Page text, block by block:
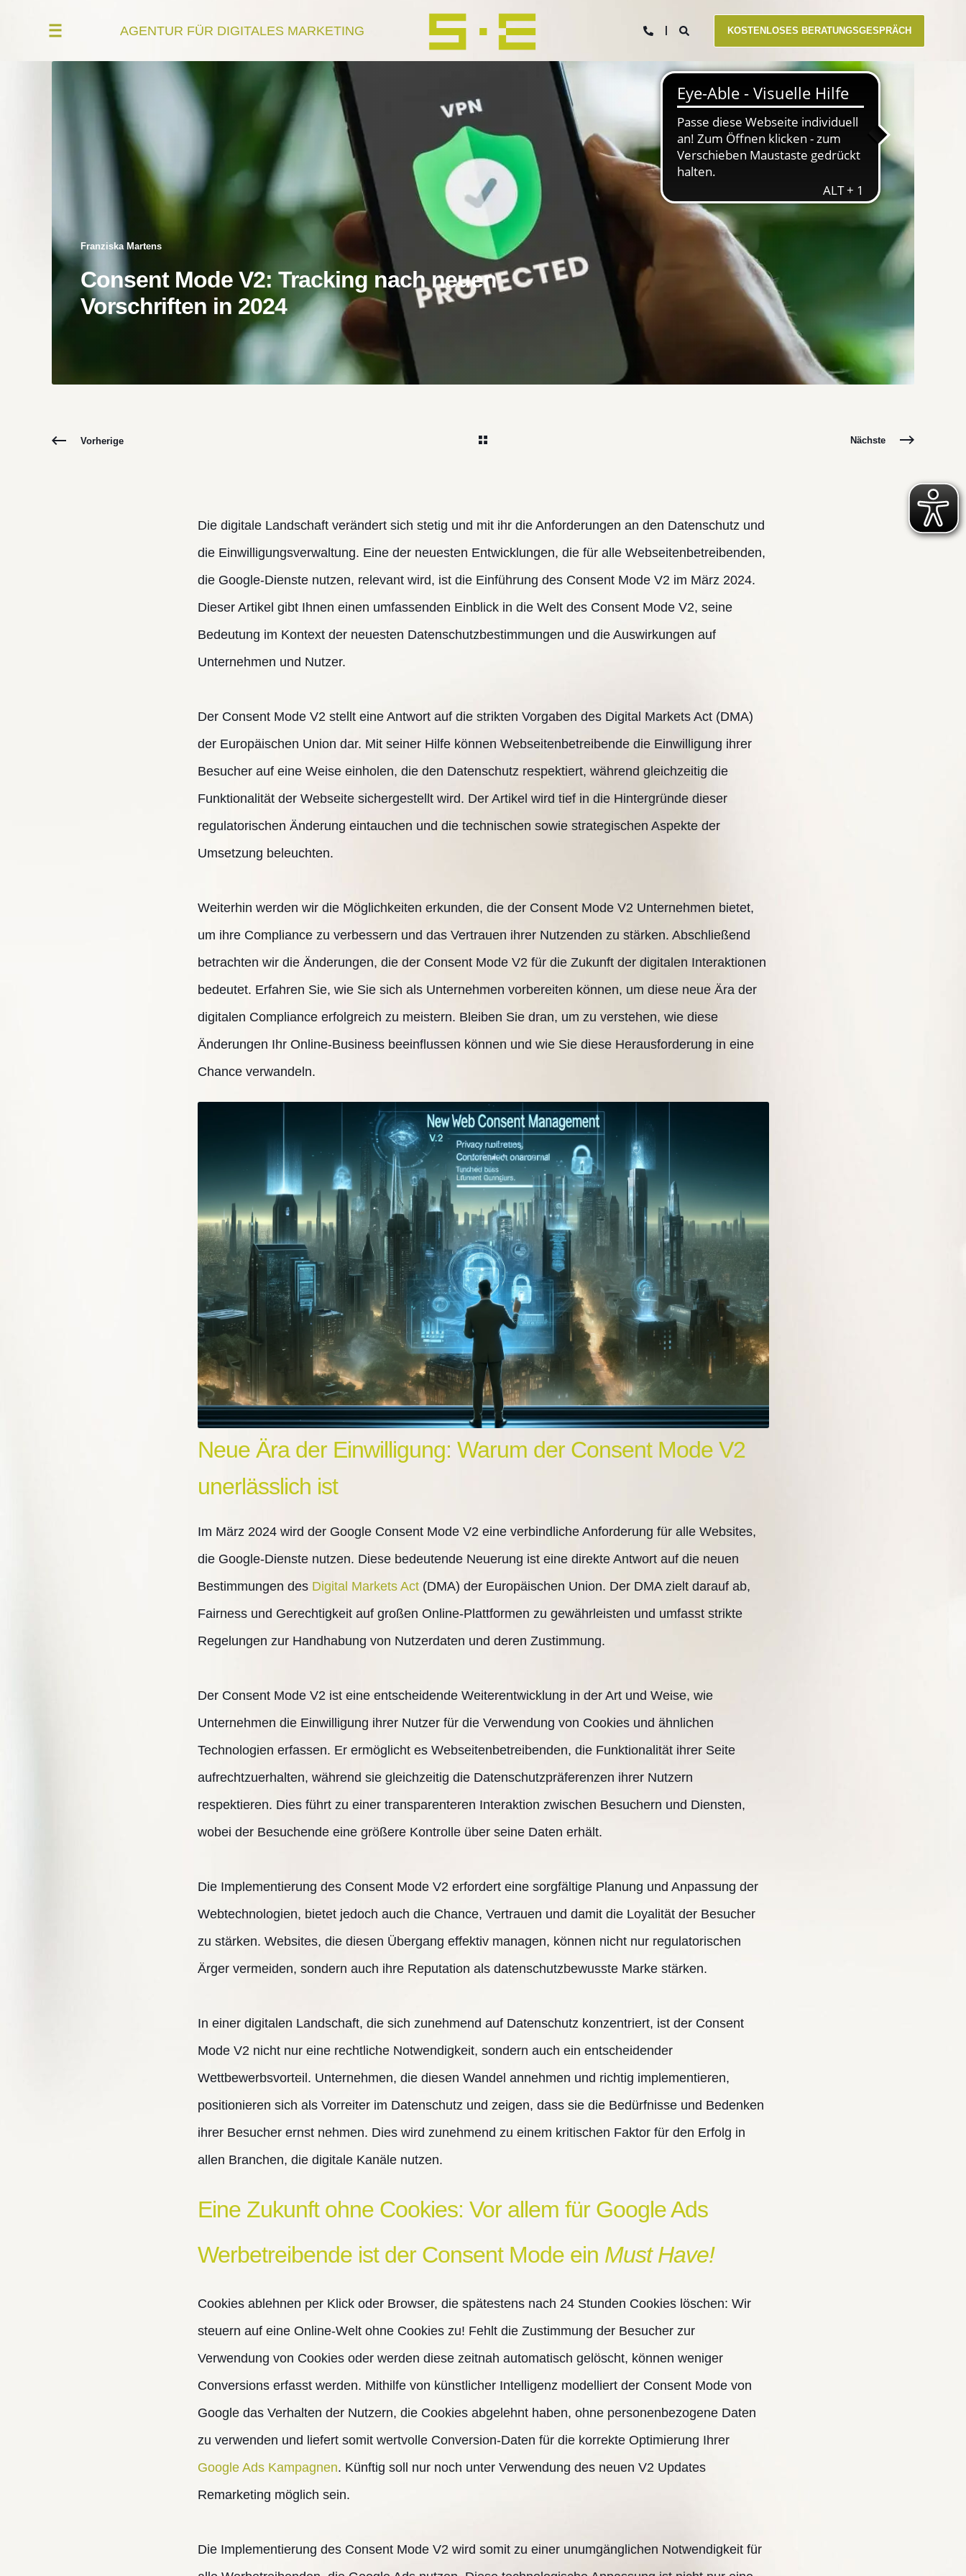
AGENTUR FÜR DIGITALES MARKETING KOSTENLOSES BERATUNGSGESPRÄCH
Franziska Martens
Consent Mode V2: Tracking nach neuen
Vorschriften in 2024
Vorherige Nächste
Die digitale Landschaft verändert sich stetig und mit ihr die Anforderungen an den Datenschutz und
die Einwilligungsverwaltung. Eine der neuesten Entwicklungen, die für alle Webseitenbetreibenden,
die Google-Dienste nutzen, relevant wird, ist die Einführung des Consent Mode V2 im März 2024.
Dieser Artikel gibt Ihnen einen umfassenden Einblick in die Welt des Consent Mode V2, seine
Bedeutung im Kontext der neuesten Datenschutzbestimmungen und die Auswirkungen auf
Unternehmen und Nutzer.
Der Consent Mode V2 stellt eine Antwort auf die strikten Vorgaben des Digital Markets Act (DMA)
der Europäischen Union dar. Mit seiner Hilfe können Webseitenbetreibende die Einwilligung ihrer
Besucher auf eine Weise einholen, die den Datenschutz respektiert, während gleichzeitig die
Funktionalität der Webseite sichergestellt wird. Der Artikel wird tief in die Hintergründe dieser
regulatorischen Änderung eintauchen und die technischen sowie strategischen Aspekte der
Umsetzung beleuchten.
Weiterhin werden wir die Möglichkeiten erkunden, die der Consent Mode V2 Unternehmen bietet,
um ihre Compliance zu verbessern und das Vertrauen ihrer Nutzenden zu stärken. Abschließend
betrachten wir die Änderungen, die der Consent Mode V2 für die Zukunft der digitalen Interaktionen
bedeutet. Erfahren Sie, wie Sie sich als Unternehmen vorbereiten können, um diese neue Ära der
digitalen Compliance erfolgreich zu meistern. Bleiben Sie dran, um zu verstehen, wie diese
Änderungen Ihr Online-Business beeinflussen können und wie Sie diese Herausforderung in eine
Chance verwandeln.
Neue Ära der Einwilligung: Warum der Consent Mode V2
unerlässlich ist
Im März 2024 wird der Google Consent Mode V2 eine verbindliche Anforderung für alle Websites,
die Google-Dienste nutzen. Diese bedeutende Neuerung ist eine direkte Antwort auf die neuen
Bestimmungen des Digital Markets Act(DMA) der Europäischen Union. Der DMA zielt darauf ab,
Fairness und Gerechtigkeit auf großen Online-Plattformen zu gewährleisten und umfasst strikte
Regelungen zur Handhabung von Nutzerdaten und deren Zustimmung.
Der Consent Mode V2 ist eine entscheidende Weiterentwicklung in der Art und Weise, wie
Unternehmen die Einwilligung ihrer Nutzer für die Verwendung von Cookies und ähnlichen
Technologien erfassen. Er ermöglicht es Webseitenbetreibenden, die Funktionalität ihrer Seite
aufrechtzuerhalten, während sie gleichzeitig die Datenschutzpräferenzen ihrer Nutzern
respektieren. Dies führt zu einer transparenteren Interaktion zwischen Besuchern und Diensten,
wobei der Besuchende eine größere Kontrolle über seine Daten erhält.
Die Implementierung des Consent Mode V2 erfordert eine sorgfältige Planung und Anpassung der
Webtechnologien, bietet jedoch auch die Chance, Vertrauen und damit die Loyalität der Besucher
zu stärken. Websites, die diesen Übergang effektiv managen, können nicht nur regulatorischen
Ärger vermeiden, sondern auch ihre Reputation als datenschutzbewusste Marke stärken.
In einer digitalen Landschaft, die sich zunehmend auf Datenschutz konzentriert, ist der Consent
Mode V2 nicht nur eine rechtliche Notwendigkeit, sondern auch ein entscheidender
Wettbewerbsvorteil. Unternehmen, die diesen Wandel annehmen und richtig implementieren,
positionieren sich als Vorreiter im Datenschutz und zeigen, dass sie die Bedürfnisse und Bedenken
ihrer Besucher ernst nehmen. Dies wird zunehmend zu einem kritischen Faktor für den Erfolg in
allen Branchen, die digitale Kanäle nutzen.
Eine Zukunft ohne Cookies: Vor allem für Google Ads
Werbetreibende ist der Consent Mode ein Must Have!
Cookies ablehnen per Klick oder Browser, die spätestens nach 24 Stunden Cookies löschen: Wir
steuern auf eine Online-Welt ohne Cookies zu! Fehlt die Zustimmung der Besucher zur
Verwendung von Cookies oder werden diese zeitnah automatisch gelöscht, können weniger
Conversions erfasst werden. Mithilfe von künstlicher Intelligenz modelliert der Consent Mode von
Google das Verhalten der Nutzern, die Cookies abgelehnt haben, ohne personenbezogene Daten
zu verwenden und liefert somit wertvolle Conversion-Daten für die korrekte Optimierung Ihrer
Google Ads Kampagnen. Künftig soll nur noch unter Verwendung des neuen V2 Updates
Remarketing möglich sein.
Die Implementierung des Consent Mode V2 wird somit zu einer unumgänglichen Notwendigkeit für